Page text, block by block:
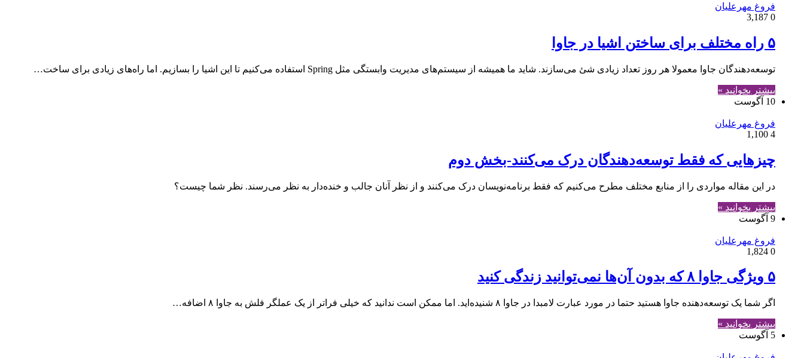
فروغ مهرعلیان
0
۵ راه مختلف برای ساختن اشیا در جاوا
توسعه‌دهندگان جاوا معمولا هر روز تعداد زیادی شئ می‌سازند. شاید ما همیشه از سیستم‌های مدیریت وابستگی مثل Spring استفاده می‌کنیم تا این اشیا را بسازیم. اما راه‌های زیادی برای ساخت…
بیشتر بخوانید »
10 آگوست
فروغ مهرعلیان
4
چیزهایی که فقط توسعه‌دهندگان درک می‌کنند-بخش دوم
در این مقاله مواردی را از منابع مختلف مطرح می‌کنیم که فقط برنامه‌نویسان درک می‌کنند و از نظر آنان جالب و خنده‌دار به نظر می‌رسند. نظر شما چیست؟
بیشتر بخوانید »
9 آگوست
فروغ مهرعلیان
0
۵ ویژگی جاوا ۸ که بدون آن‌ها نمی‌توانید زندگی کنید
اگر شما یک توسعه‌دهنده جاوا هستید حتما در مورد عبارت لامبدا در جاوا ۸ شنیده‌اید. اما ممکن است ندانید که خیلی فراتر از یک عملگر فلش به جاوا ۸ اضافه…
بیشتر بخوانید »
5 آگوست